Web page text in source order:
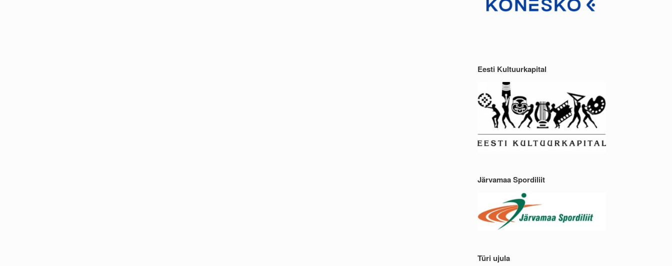
Eesti Kultuurkapital
Järvamaa Spordiliit
Türi ujula